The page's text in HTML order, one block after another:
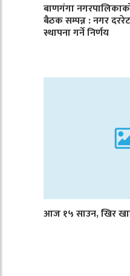
बाणगंगा
बैठक सम्पन्न : नगर
स्थापना गर्ने निर्णय
आज १५ साउन, खिर